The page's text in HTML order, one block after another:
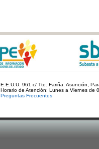
E.E.U.U. 961 c/ Tte. Fariña. Asunción,
Horario de Atención: Lunes a Viernes de
Preguntas Frecuentes